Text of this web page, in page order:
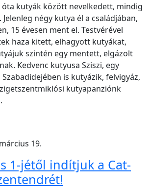
kutyák között nevelkedett, mindig
négy kutya él a családjában,
15 évesen ment el. Testvérével
haza kitett, elhagyott kutyákat,
szintén egy mentett, elgázolt
Kedvenc kutyusa Sziszi, egy
is kutyázik, felvigyáz,
kutyapanziónk
19.
1-jétől indítjuk a Cat-